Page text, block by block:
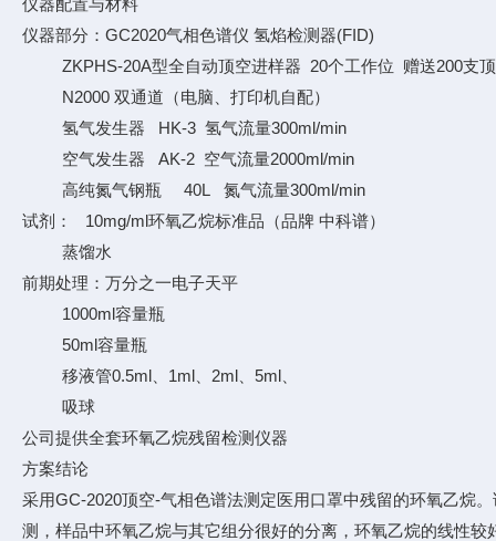
仪器配置与材料
仪器部分：GC2020气相色谱仪 氢焰检测器(FID)
ZKPHS-20A型全自动顶空进样器 20个工作位 赠送200支
N2000 双通道（电脑、打印机自配）
氢气发生器 HK-3 氢气流量300ml/min
空气发生器 AK-2 空气流量2000ml/min
高纯氮气钢瓶 40L 氮气流量300ml/min
试剂： 10mg/ml环氧乙烷标准品（品牌 中科谱）
蒸馏水
前期处理：万分之一电子天平
1000ml容量瓶
50ml容量瓶
移液管0.5ml、1ml、2ml、5ml、
吸球
公司提供全套环氧乙烷残留检测仪器
方案结论
采用GC-2020顶空-气相色谱法测定医用口罩中残留的环氧乙烷
测，样品中环氧乙烷与其它组分很好的分离，环氧乙烷的线性较